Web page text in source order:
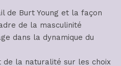
de Burt Young et la façon
de la masculinité
dans la dynamique du
de la naturalité sur les choix